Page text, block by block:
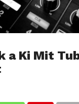
a Ki Mit